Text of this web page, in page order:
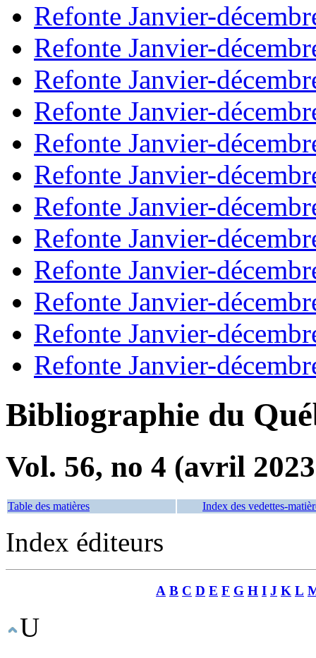
Refonte Janvier-
Refonte Janvier-
Refonte Janvier-
Refonte Janvier-
Refonte Janvier-
Refonte Janvier-
Refonte Janvier-
Refonte Janvier-
Refonte Janvier-
Refonte Janvier-
Refonte Janvier-
Refonte Janvier-
Bibliographie du
Vol. 56, no 4 (avril
Table des matières Index des vedettes-
Index éditeurs
A B C D E F G H I J K L
U